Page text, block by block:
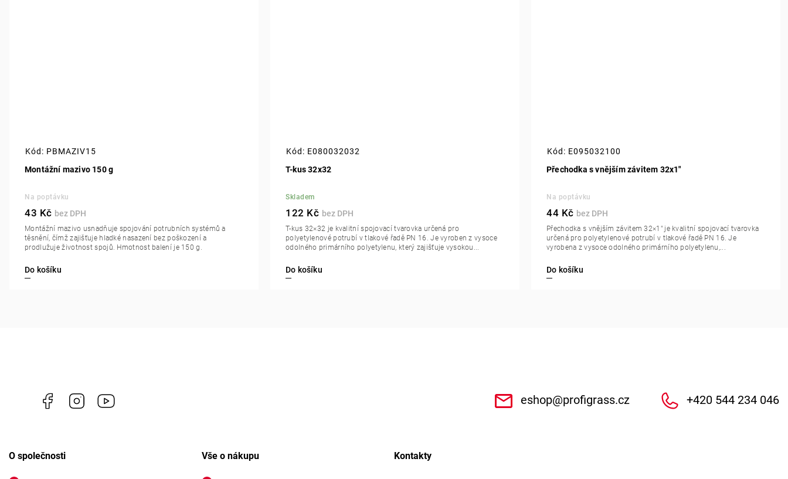
Montážní mazivo 150 g
Na poptávku
43 Kč
Do košíku
Montážní mazivo usnadňuje spojování potrubních systémů a
těsnění, čímž zajišťuje hladké nasazení bez poškození a
prodlužuje životnost spojů. Hmotnost balení je 150 g.
Kód: PBMAZIV15
T-kus 32x32
Skladem
122 Kč
Do košíku
T-kus 32×32 je kvalitní spojovací tvarovka určená pro
polyetylenové potrubí v tlakové řadě PN 16. Je vyroben z vysoce
odolného primárního polyetylenu, který zajišťuje vysokou...
Kód: E080032032
Přechodka s vnějším závitem 32x1"
Na poptávku
44 Kč
Do košíku
Přechodka s vnějším závitem 32×1" je kvalitní spojovací tvarovka
určená pro polyetylenové potrubí v tlakové řadě PN 16. Je
vyrobena z vysoce odolného primárního polyetylenu,...
Kód: E095032100
Facebook Instagram eshop@profigrass.cz +420 544 234 046
O společnosti Vše o nákupu Kontakty